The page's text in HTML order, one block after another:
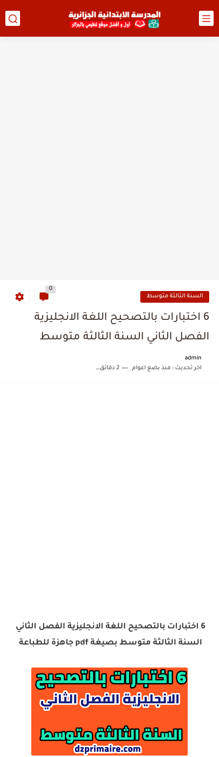
السنة الثالثة متوسط
0
6 اختبارات بالتصحيح اللغة الانجليزية
الفصل الثاني السنة الثالثة متوسط
admin
اخر تحديث :منذ بضع اعوام 2 دقائق للقراءة
6 اختبارات بالتصحيح اللغة الانجليزية الفصل الثاني
السنة الثالثة متوسط بصيغة pdf جاهزة للطباعة